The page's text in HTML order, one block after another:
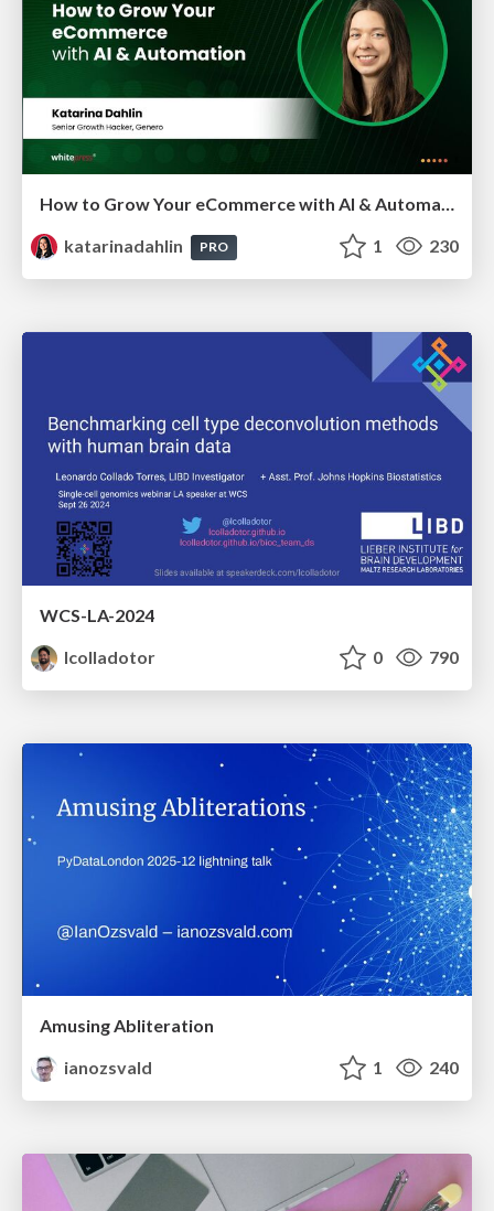
How to Grow Your eCommerce with AI & Automation
katarinadahlin
PRO 1 230
WCS-LA-2024
lcolladotor
0 790
Amusing Abliteration
ianozsvald
1 240